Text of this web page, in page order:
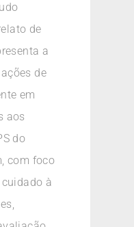
de
a
de
em
aos
do
com foco
à